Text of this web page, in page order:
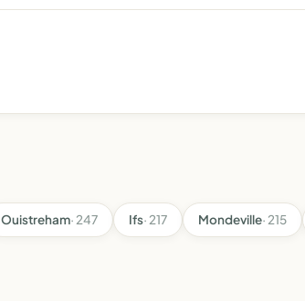
Ouistreham· 247 Ifs· 217 Mondeville· 215